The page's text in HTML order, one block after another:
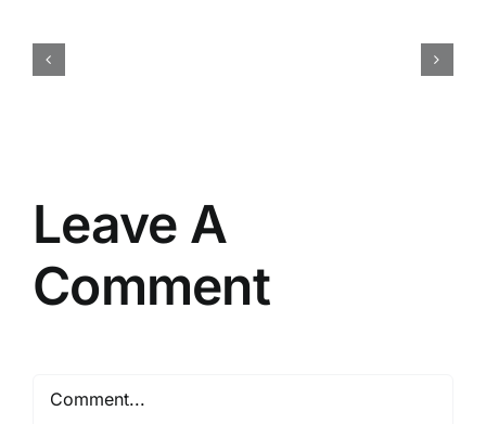
Leave A
Comment